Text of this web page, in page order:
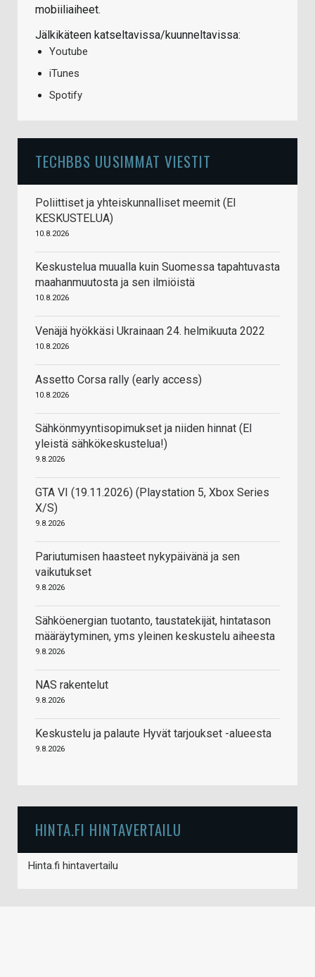
mobiiliaiheet.
Jälkikäteen katseltavissa/kuunneltavissa:
Youtube
iTunes
Spotify
TECHBBS UUSIMMAT VIESTIT
Poliittiset ja yhteiskunnalliset meemit (EI
KESKUSTELUA)
10.8.2026
Keskustelua muualla kuin Suomessa tapahtuvasta
maahanmuutosta ja sen ilmiöistä
10.8.2026
Venäjä hyökkäsi Ukrainaan 24. helmikuuta 2022
10.8.2026
Assetto Corsa rally (early access)
10.8.2026
Sähkönmyyntisopimukset ja niiden hinnat (EI
yleistä sähkökeskustelua!)
9.8.2026
GTA VI (19.11.2026) (Playstation 5, Xbox Series
X/S)
9.8.2026
Pariutumisen haasteet nykypäivänä ja sen
vaikutukset
9.8.2026
Sähköenergian tuotanto, taustatekijät, hintatason
määräytyminen, yms yleinen keskustelu aiheesta
9.8.2026
NAS rakentelut
9.8.2026
Keskustelu ja palaute Hyvät tarjoukset -alueesta
9.8.2026
HINTA.FI HINTAVERTAILU
Hinta.fi hintavertailu